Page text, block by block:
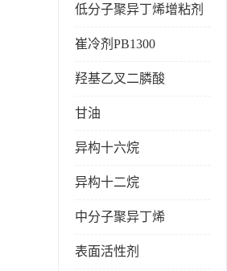
低分子聚异丁烯增粘剂
崔冷剂PB1300
羟基乙叉二膦酸
甘油
异构十六烷
异构十二烷
中分子聚异丁烯
表面活性剂